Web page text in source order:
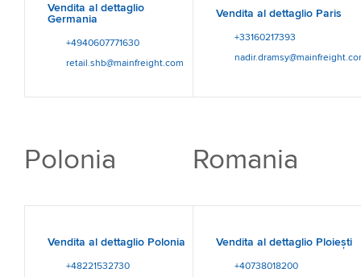
Vendita al dettaglio
Germania
+4940607771630
retail.shb@mainfreight.com
Vendita al dettaglio Paris
+33160217393
Polonia
Vendita al dettaglio Polonia
+48221532730
Romania
Vendita al dettaglio Ploiești
+40738018200